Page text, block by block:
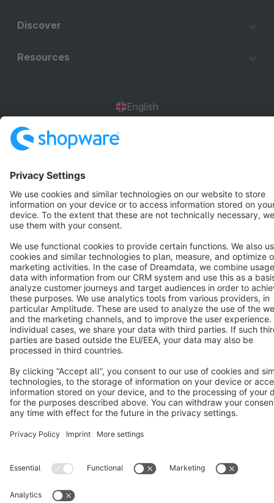
Discover
Resources
English
Terms & Conditions Privacy Legal notice
Cookie settings
Copyright © shopware AG - All rights reserved
Notice: * All prices are quoted net of the statutory value-added tax